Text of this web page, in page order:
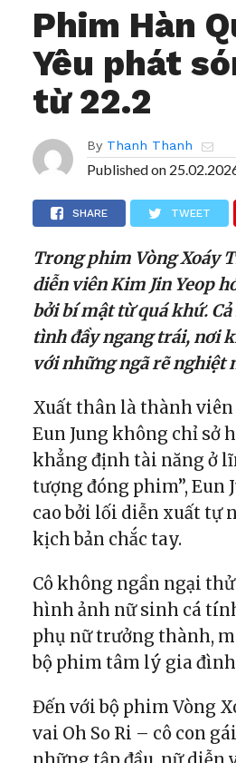
Phim Hàn
Yêu phát
từ 22.2
By Thanh Thanh
Published on
SHARE TWEET
Trong phim Vòng Xoáy
diễn viên Kim Jin Yeop
bởi bí mật từ quá khứ.
tình đầy ngang trái, nơi
với những ngã rẽ nghiệt
Xuất thân là thành
Eun Jung không chỉ sở
khẳng định tài năng ở
tượng đóng phim”, Eun
cao bởi lối diễn xuất tự
kịch bản chắc tay.
Cô không ngần ngại
hình ảnh nữ sinh cá
phụ nữ trưởng thành,
bộ phim tâm lý gia đình
Đến với bộ phim Vòng
vai Oh So Ri – cô con